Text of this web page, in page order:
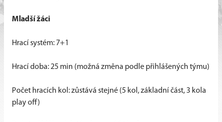
Mladší žáci
Hrací systém: 7+1
Hrací doba: 25 min (možná změna podle přihlášených týmu)
Počet hracích kol: zůstává stejné (5 kol, základní část, 3 kola
play off)